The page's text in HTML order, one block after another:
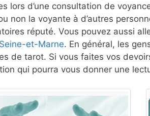
lors d’une consultation de
non la voyante à d’autres
réputé. Vous pouvez aussi
et-Marne. En général, les
de tarot. Si vous faites vos
qui pourra vous donner une